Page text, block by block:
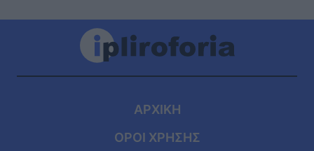
ΑΡΧΙΚΗ
ΟΡΟΙ ΧΡΗΣΗΣ